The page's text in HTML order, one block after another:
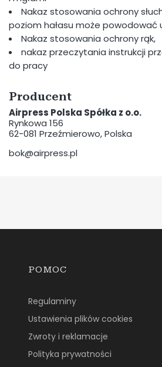
Nakaz stosowania ochrony
poziom hałasu może powodować
Nakaz stosowania ochrony rąk,
nakaz przeczytania instrukcji
do pracy
Producent
Airpress Polska Spółka z o.o.
Rynkowa 156
62-081 Przeźmierowo, Polska
bok@airpress.pl
Linki w stopce
POMOC
Regulaminy
Ustawienia plików cookies
Zwroty i reklamacje
Polityka prywatności